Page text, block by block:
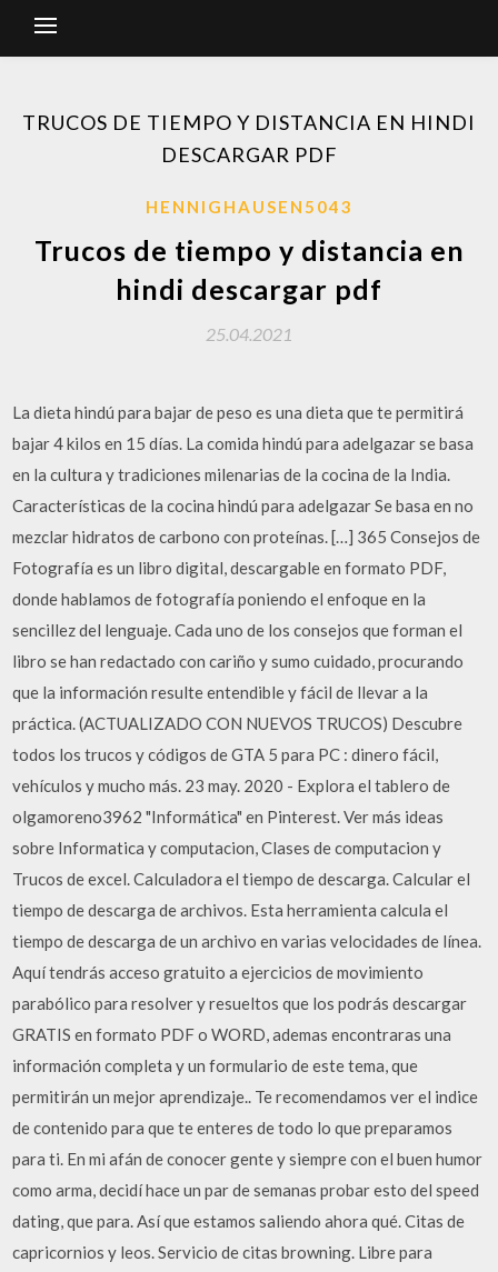
TRUCOS DE TIEMPO Y DISTANCIA EN HINDI
DESCARGAR PDF
HENNIGHAUSEN5043
Trucos de tiempo y distancia en
hindi descargar pdf
25.04.2021
La dieta hindú para bajar de peso es una dieta que te permitirá
bajar 4 kilos en 15 días. La comida hindú para adelgazar se basa
en la cultura y tradiciones milenarias de la cocina de la India.
Características de la cocina hindú para adelgazar Se basa en no
mezclar hidratos de carbono con proteínas. […] 365 Consejos de
Fotografía es un libro digital, descargable en formato PDF,
donde hablamos de fotografía poniendo el enfoque en la
sencillez del lenguaje. Cada uno de los consejos que forman el
libro se han redactado con cariño y sumo cuidado, procurando
que la información resulte entendible y fácil de llevar a la
práctica. (ACTUALIZADO CON NUEVOS TRUCOS) Descubre
todos los trucos y códigos de GTA 5 para PC : dinero fácil,
vehículos y mucho más. 23 may. 2020 - Explora el tablero de
olgamoreno3962 "Informática" en Pinterest. Ver más ideas
sobre Informatica y computacion, Clases de computacion y
Trucos de excel. Calculadora el tiempo de descarga. Calcular el
tiempo de descarga de archivos. Esta herramienta calcula el
tiempo de descarga de un archivo en varias velocidades de línea.
Aquí tendrás acceso gratuito a ejercicios de movimiento
parabólico para resolver y resueltos que los podrás descargar
GRATIS en formato PDF o WORD, ademas encontraras una
información completa y un formulario de este tema, que
permitirán un mejor aprendizaje.. Te recomendamos ver el indice
de contenido para que te enteres de todo lo que preparamos
para ti. En mi afán de conocer gente y siempre con el buen humor
como arma, decidí hace un par de semanas probar esto del speed
dating, que para. Así que estamos saliendo ahora qué. Citas de
capricornios y leos. Servicio de citas browning. Libre para